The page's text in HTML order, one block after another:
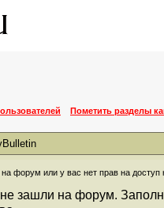
Пометить разделы
форум или у вас нет прав на доступ
зашли на форум.